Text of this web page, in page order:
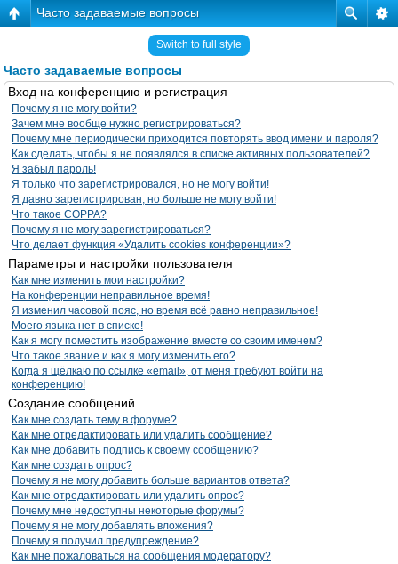
Часто задаваемые вопросы
Switch to full style
Часто задаваемые вопросы
Вход на конференцию и регистрация
Почему я не могу войти?
Зачем мне вообще нужно регистрироваться?
Почему мне периодически приходится повторять ввод имени и пароля?
Как сделать, чтобы я не появлялся в списке активных пользователей?
Я забыл пароль!
Я только что зарегистрировался, но не могу войти!
Я давно зарегистрирован, но больше не могу войти!
Что такое COPPA?
Почему я не могу зарегистрироваться?
Что делает функция «Удалить cookies конференции»?
Параметры и настройки пользователя
Как мне изменить мои настройки?
На конференции неправильное время!
Я изменил часовой пояс, но время всё равно неправильное!
Моего языка нет в списке!
Как я могу поместить изображение вместе со своим именем?
Что такое звание и как я могу изменить его?
Когда я щёлкаю по ссылке «email», от меня требуют войти на
конференцию!
Создание сообщений
Как мне создать тему в форуме?
Как мне отредактировать или удалить сообщение?
Как мне добавить подпись к своему сообщению?
Как мне создать опрос?
Почему я не могу добавить больше вариантов ответа?
Как мне отредактировать или удалить опрос?
Почему мне недоступны некоторые форумы?
Почему я не могу добавлять вложения?
Почему я получил предупреждение?
Как мне пожаловаться на сообщения модератору?